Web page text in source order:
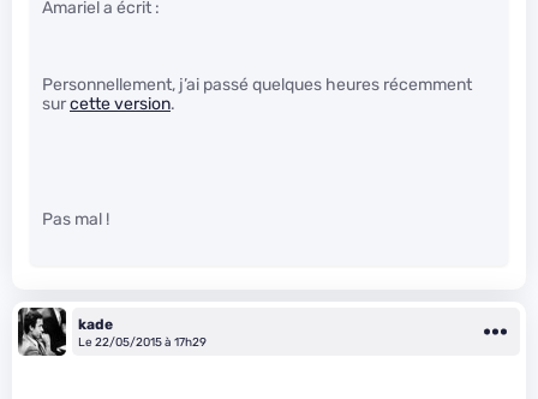
Amariel a écrit :
Personnellement, j’ai passé quelques heures récemment
surcette version.
Pas mal !
kade
Le 22/05/2015 à 17h29